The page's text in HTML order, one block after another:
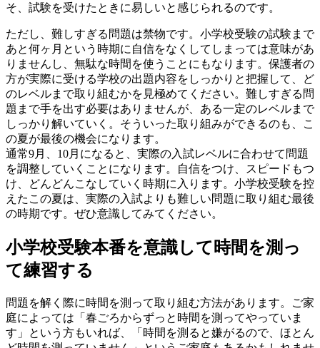
そ、試験を受けたときに易しいと感じられるのです。
ただし、難しすぎる問題は禁物です。小学校受験の試験まで
あと何ヶ月という時期に自信をなくしてしまっては意味があ
りませんし、無駄な時間を使うことにもなります。保護者の
方が実際に受ける学校の出題内容をしっかりと把握して、ど
のレベルまで取り組むかを見極めてください。難しすぎる問
題まで手を出す必要はありませんが、ある一定のレベルまで
しっかり解いていく。そういった取り組みができるのも、こ
の夏が最後の機会になります。
通常9月、10月になると、実際の入試レベルに合わせて問題
を調整していくことになります。自信をつけ、スピードもつ
け、どんどんこなしていく時期に入ります。小学校受験を控
えたこの夏は、実際の入試よりも難しい問題に取り組む最後
の時期です。ぜひ意識してみてください。
小学校受験本番を意識して時間を測っ
て練習する
問題を解く際に時間を測って取り組む方法があります。ご家
庭によっては「春ごろからずっと時間を測ってやっていま
す」という方もいれば、「時間を測ると嫌がるので、ほとん